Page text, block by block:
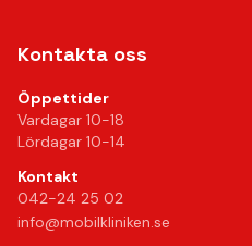
Kontakta oss
Öppettider
Vardagar 10-18
Lördagar 10-14
Kontakt
042-24 25 02
info@mobilkliniken.se